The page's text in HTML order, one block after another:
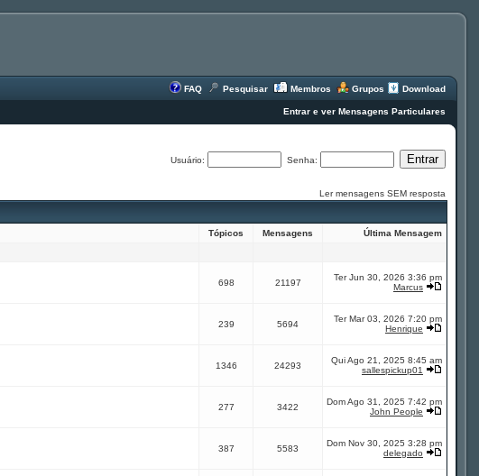
FAQ Pesquisar Membros Grupos Download
Entrar e ver Mensagens Particulares
Usuário: Senha:
Ler mensagens SEM resposta
Tópicos Mensagens
Última Mensagem
698 21197
Ter Jun 30, 2026 3:36 pm
Marcus
239 5694
Ter Mar 03, 2026 7:20 pm
Henrique
1346 24293
Qui Ago 21, 2025 8:45 am
sallespickup01
277 3422
Dom Ago 31, 2025 7:42 pm
John People
387 5583
Dom Nov 30, 2025 3:28 pm
delegado